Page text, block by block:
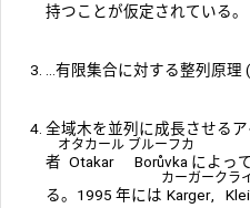
持つことが仮定されている。
...有限集合に対する整列原理 (
全域木を並列に成長させる
者 Otakar
オタカール
Borůvka
ブルーフカ
によっ
る。1995 年には Karger
カーガー
,
クラ